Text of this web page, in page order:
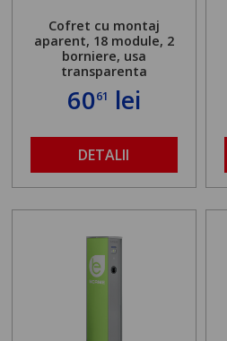
Cofret cu montaj
aparent, 18 module, 2
borniere, usa
transparenta
6061 lei
DETALII